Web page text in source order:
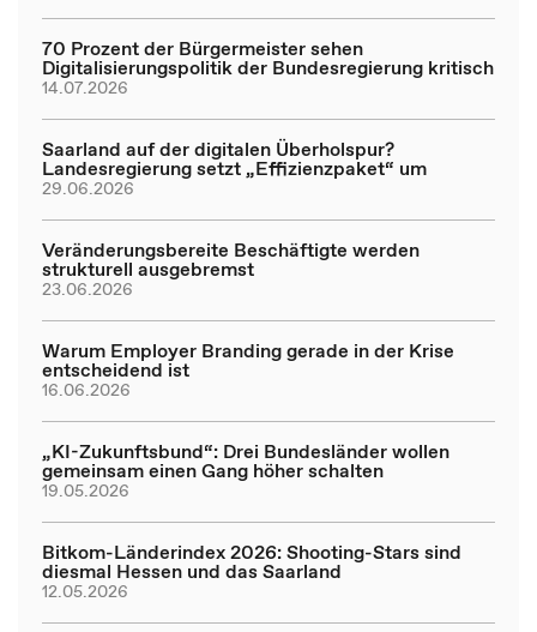
70 Prozent der Bürgermeister sehen
Digitalisierungspolitik der Bundesregierung kritisch
14.07.2026
Saarland auf der digitalen Überholspur?
Landesregierung setzt „Effizienzpaket“ um
29.06.2026
Veränderungsbereite Beschäftigte werden
strukturell ausgebremst
23.06.2026
Warum Employer Branding gerade in der Krise
entscheidend ist
16.06.2026
„KI-Zukunftsbund“: Drei Bundesländer wollen
gemeinsam einen Gang höher schalten
19.05.2026
Bitkom-Länderindex 2026: Shooting-Stars sind
diesmal Hessen und das Saarland
12.05.2026